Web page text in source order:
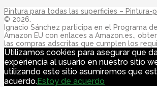
Pintura para todas las superficies – Pintura-
© 2026.
Ignacio Sánchez participa en el Programa
Amazon EU con enlaces a Amazon.es.,
las compras adscritas que cumplen los
Utilizamos cookies para asegurar que
experiencia al usuario en nuestro sitio
utilizando este sitio asumiremos que
acuerdo.Estoy de acuerdo